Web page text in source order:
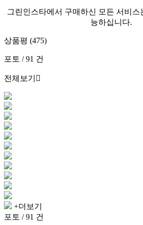
그린인스타에서 구매하신 모든 서비스
능하십니다.
상품평 (475)
포토 / 91 건
전체보기
+더보기
포토 / 91 건